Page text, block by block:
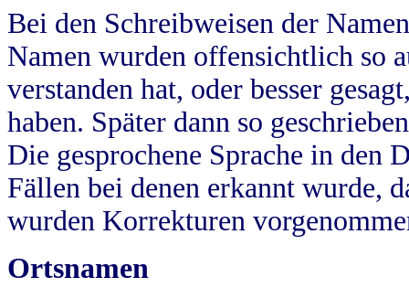
Bei den Schreibweisen der
Namen wurden offensichtlich so
verstanden hat, oder besser
haben. Später dann so
Die gesprochene Sprache in
Fällen bei denen erkannt wurde,
wurden Korrekturen
Ortsnamen